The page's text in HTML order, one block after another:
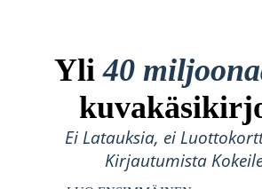
Yli40
Ei Latauksia, ei
Kirjautumista